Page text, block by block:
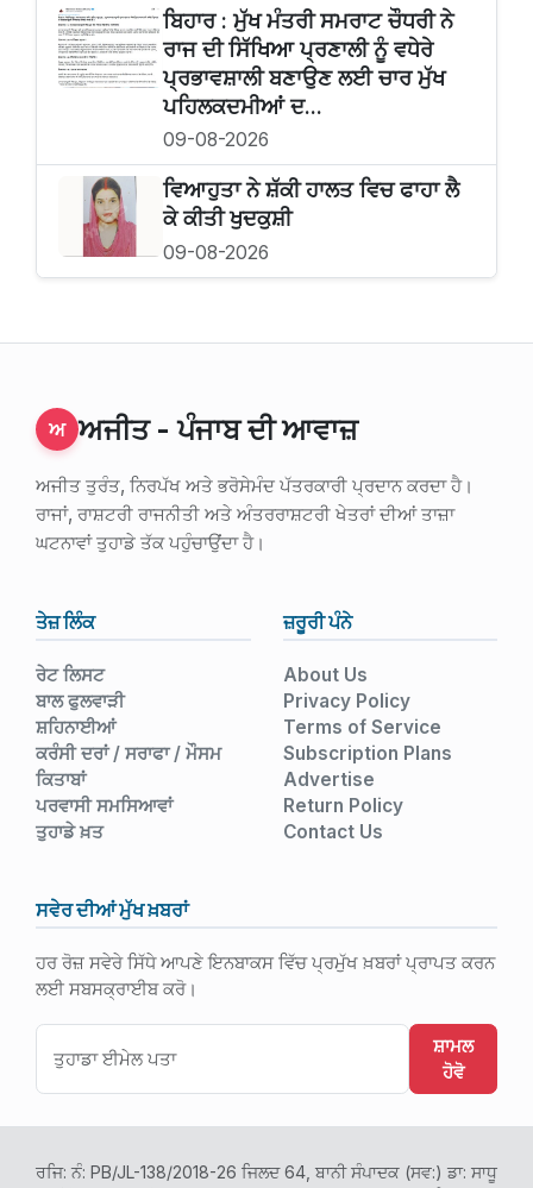
ਬਿਹਾਰ : ਮੁੱਖ ਮੰਤਰੀ ਸਮਰਾਟ ਚੌਧਰੀ ਨੇ
ਰਾਜ ਦੀ ਸਿੱਖਿਆ ਪ੍ਰਣਾਲੀ ਨੂੰ ਵਧੇਰੇ
ਪ੍ਰਭਾਵਸ਼ਾਲੀ ਬਣਾਉਣ ਲਈ ਚਾਰ ਮੁੱਖ
ਪਹਿਲਕਦਮੀਆਂ ਦ...
09-08-2026
ਵਿਆਹੁਤਾ ਨੇ ਸ਼ੱਕੀ ਹਾਲਤ ਵਿਚ ਫਾਹਾ ਲੈ
ਕੇ ਕੀਤੀ ਖੁਦਕੁਸ਼ੀ
09-08-2026
ਅ ਅਜੀਤ - ਪੰਜਾਬ ਦੀ ਆਵਾਜ਼
ਅਜੀਤ ਤੁਰੰਤ, ਨਿਰਪੱਖ ਅਤੇ ਭਰੋਸੇਮੰਦ ਪੱਤਰਕਾਰੀ ਪ੍ਰਦਾਨ ਕਰਦਾ ਹੈ।
ਰਾਜਾਂ, ਰਾਸ਼ਟਰੀ ਰਾਜਨੀਤੀ ਅਤੇ ਅੰਤਰਰਾਸ਼ਟਰੀ ਖੇਤਰਾਂ ਦੀਆਂ ਤਾਜ਼ਾ
ਘਟਨਾਵਾਂ ਤੁਹਾਡੇ ਤੱਕ ਪਹੁੰਚਾਉਂਦਾ ਹੈ।
ਤੇਜ਼ ਲਿੰਕ
ਰੇਟ ਲਿਸਟ
ਬਾਲ ਫੁਲਵਾੜੀ
ਸ਼ਹਿਨਾਈਆਂ
ਕਰੰਸੀ ਦਰਾਂ / ਸਰਾਫਾ / ਮੌਸਮ
ਕਿਤਾਬਾਂ
ਪਰਵਾਸੀ ਸਮਸਿਆਵਾਂ
ਤੁਹਾਡੇ ਖ਼ਤ
ਜ਼ਰੂਰੀ ਪੰਨੇ
About Us
Privacy Policy
Terms of Service
Subscription Plans
Advertise
Return Policy
Contact Us
ਸਵੇਰ ਦੀਆਂ ਮੁੱਖ ਖ਼ਬਰਾਂ
ਹਰ ਰੋਜ਼ ਸਵੇਰੇ ਸਿੱਧੇ ਆਪਣੇ ਇਨਬਾਕਸ ਵਿੱਚ ਪ੍ਰਮੁੱਖ ਖ਼ਬਰਾਂ ਪ੍ਰਾਪਤ ਕਰਨ
ਲਈ ਸਬਸਕ੍ਰਾਈਬ ਕਰੋ।
ਸ਼ਾਮਲ
ਹੋਵੋ
ਰਜਿ: ਨੰ: PB/JL-138/2018-26 ਜਿਲਦ 64, ਬਾਨੀ ਸੰਪਾਦਕ (ਸਵ:) ਡਾ: ਸਾਧੂ